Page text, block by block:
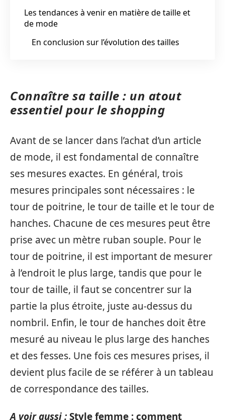
Les tendances à venir en matière de taille et
de mode
En conclusion sur l’évolution des tailles
Connaître sa taille : un atout
essentiel pour le shopping
Avant de se lancer dans l’achat d’un article
de mode, il est fondamental de connaître
ses mesures exactes. En général, trois
mesures principales sont nécessaires : le
tour de poitrine, le tour de taille et le tour de
hanches. Chacune de ces mesures peut être
prise avec un mètre ruban souple. Pour le
tour de poitrine, il est important de mesurer
à l’endroit le plus large, tandis que pour le
tour de taille, il faut se concentrer sur la
partie la plus étroite, juste au-dessus du
nombril. Enfin, le tour de hanches doit être
mesuré au niveau le plus large des hanches
et des fesses. Une fois ces mesures prises, il
devient plus facile de se référer à un tableau
de correspondance des tailles.
A voir aussi :Style femme : comment